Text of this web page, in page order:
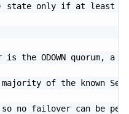
state only if at least
is the ODOWN quorum,
of the known
no failover can be